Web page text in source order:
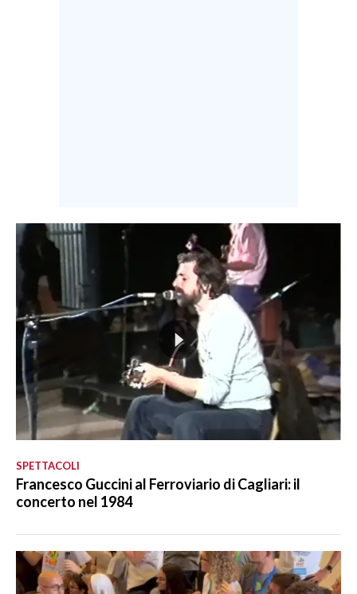
SPETTACOLI
Francesco Guccini al Ferroviario di Cagliari: il
concerto nel 1984